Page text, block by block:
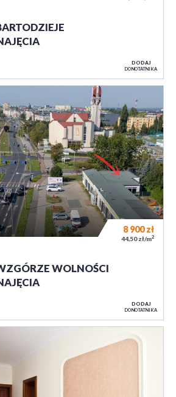
DODAJ
DO NOTATNIKA
WOLNOŚCI
8 900zł
44,50 zł/m2
DODAJ
DO NOTATNIKA